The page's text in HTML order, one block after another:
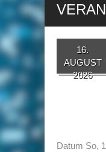
16.
AUGUST
2026
Datum So,